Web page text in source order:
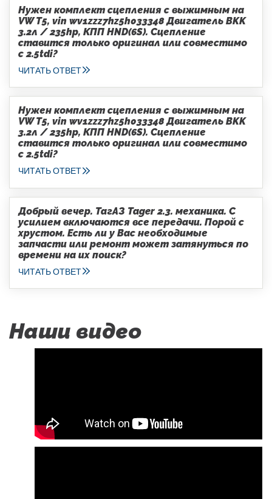
Нужен комплект сцепления с выжимным на
VW T5, vin wv1zzz7hz5h033348 Двигатель BKK
3.2л / 235hp, КПП HND(6S). Сцепление
ставится только оригинал или совместимо
с 2.5tdi?
ЧИТАТЬ ОТВЕТ
Нужен комплект сцепления с выжимным на
VW T5, vin wv1zzz7hz5h033348 Двигатель BKK
3.2л / 235hp, КПП HND(6S). Сцепление
ставится только оригинал или совместимо
с 2.5tdi?
ЧИТАТЬ ОТВЕТ
Добрый вечер. ТагАЗ Tager 2.3. механика. С
усилием включаются все передачи. Порой с
хрустом. Есть ли у Вас необходимые
запчасти или ремонт может затянуться по
времени на их поиск?
ЧИТАТЬ ОТВЕТ
Наши видео